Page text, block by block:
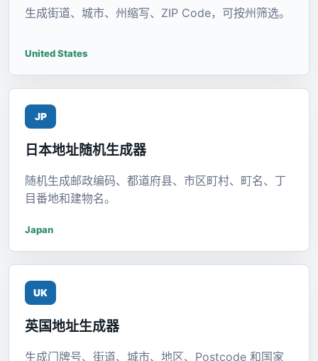
生成街道、城市、州缩写、ZIP Code，可按州筛选。
United States
JP
日本地址随机生成器
随机生成邮政编码、都道府县、市区町村、町名、丁
目番地和建物名。
Japan
UK
英国地址生成器
生成门牌号、街道、城市、地区、Postcode 和国家